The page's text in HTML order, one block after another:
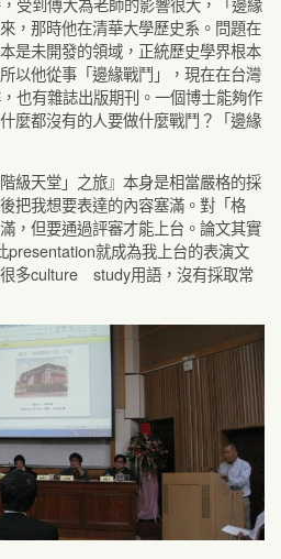
，那時他在清華大學歷史系。問題在
是未開發的領域，正統歷史學界根本
以他從事「邊緣戰鬥」，現在在台灣
也有雜誌出版期刊。一個博士能夠作
什麼都沒有的人要做什麼戰鬥？「邊緣
級天堂」之旅』本身是相當嚴格的採
把我想要表達的內容塞滿。對「格
，但要通過評審才能上台。論文其實
presentation就成為我上台的表演文
多culture study用語，沒有採取常